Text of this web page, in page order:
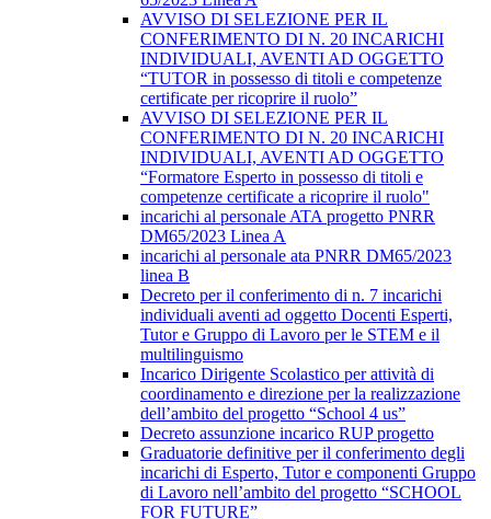
AVVISO DI SELEZIONE PER IL
CONFERIMENTO DI N. 20 INCARICHI
INDIVIDUALI, AVENTI AD OGGETTO
“TUTOR in possesso di titoli e competenze
certificate per ricoprire il ruolo”
AVVISO DI SELEZIONE PER IL
CONFERIMENTO DI N. 20 INCARICHI
INDIVIDUALI, AVENTI AD OGGETTO
“Formatore Esperto in possesso di titoli e
competenze certificate a ricoprire il ruolo"
incarichi al personale ATA progetto PNRR
DM65/2023 Linea A
incarichi al personale ata PNRR DM65/2023
linea B
Decreto per il conferimento di n. 7 incarichi
individuali aventi ad oggetto Docenti Esperti,
Tutor e Gruppo di Lavoro per le STEM e il
multilinguismo
Incarico Dirigente Scolastico per attività di
coordinamento e direzione per la realizzazione
dell’ambito del progetto “School 4 us”
Decreto assunzione incarico RUP progetto
Graduatorie definitive per il conferimento degli
incarichi di Esperto, Tutor e componenti Gruppo
di Lavoro nell’ambito del progetto “SCHOOL
FOR FUTURE”